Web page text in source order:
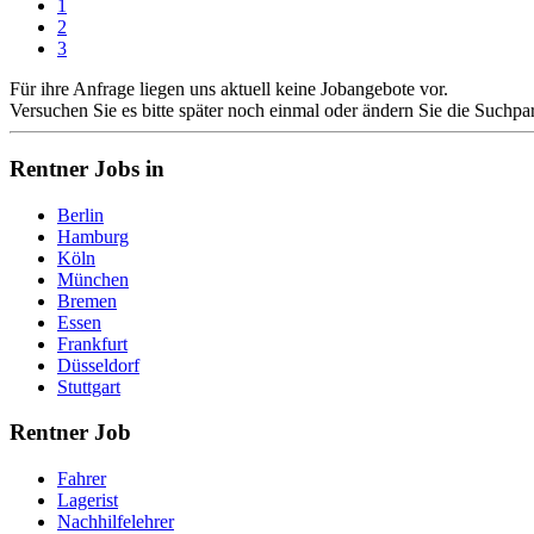
1
2
3
Für ihre Anfrage liegen uns aktuell keine Jobangebote vor.
Versuchen Sie es bitte später noch einmal oder ändern Sie die
Rentner Jobs in
Berlin
Hamburg
Köln
München
Bremen
Essen
Frankfurt
Düsseldorf
Stuttgart
Rentner Job
Fahrer
Lagerist
Nachhilfelehrer